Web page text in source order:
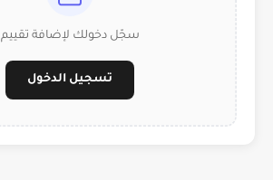
سجّل دخولك لإضافة تقييم
تسجيل الدخول